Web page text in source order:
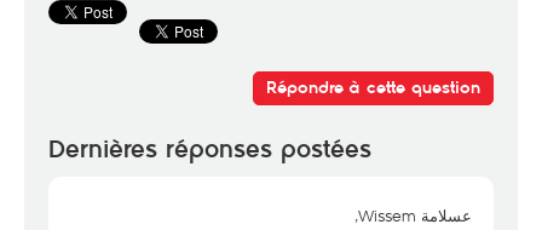
Répondre à cette question
Dernières réponses postées
عسلامة Wissem,